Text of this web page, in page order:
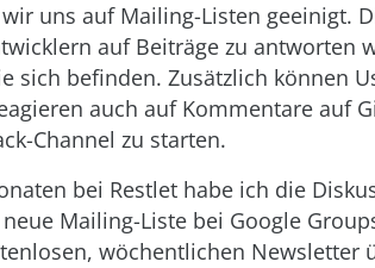
uns auf Mailing-Listen geeinigt.
auf Beiträge zu antworten
sich befinden. Zusätzlich können
auch auf Kommentare auf
Channel zu starten.
bei Restlet habe ich die
Mailing-Liste bei Google
wöchentlichen Newsletter